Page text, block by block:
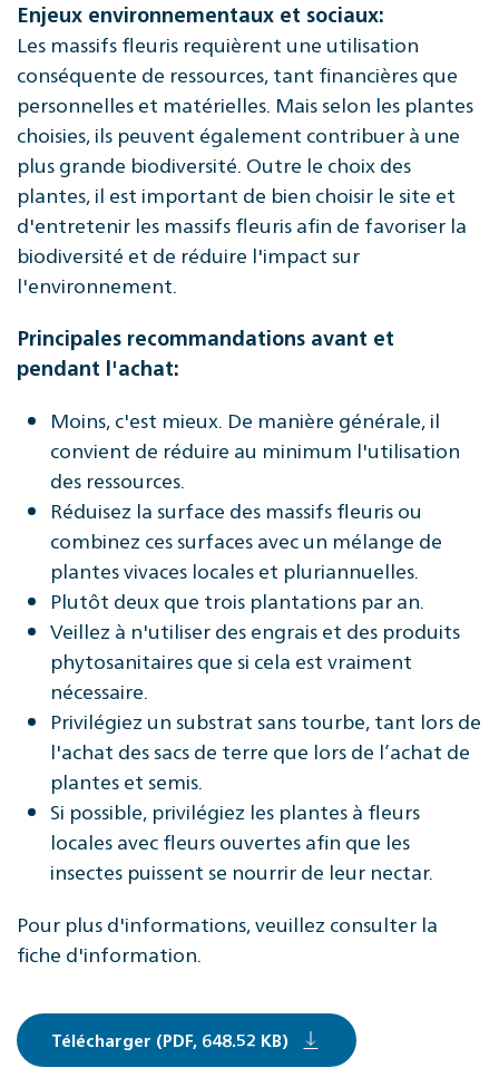
Enjeux environnementaux et sociaux:
Les massifs fleuris requièrent une utilisation
conséquente de ressources, tant financières que
personnelles et matérielles. Mais selon les plantes
choisies, ils peuvent également contribuer à une
plus grande biodiversité. Outre le choix des
plantes, il est important de bien choisir le site et
d'entretenir les massifs fleuris afin de favoriser la
biodiversité et de réduire l'impact sur
l'environnement.
Principales recommandations avant et
pendant l'achat:
Moins, c'est mieux. De manière générale, il
convient de réduire au minimum l'utilisation
des ressources.
Réduisez la surface des massifs fleuris ou
combinez ces surfaces avec un mélange de
plantes vivaces locales et pluriannuelles.
Plutôt deux que trois plantations par an.
Veillez à n'utiliser des engrais et des produits
phytosanitaires que si cela est vraiment
nécessaire.
Privilégiez un substrat sans tourbe, tant lors de
l'achat des sacs de terre que lors de l’achat de
plantes et semis.
Si possible, privilégiez les plantes à fleurs
locales avec fleurs ouvertes afin que les
insectes puissent se nourrir de leur nectar.
Pour plus d'informations, veuillez consulter la
fiche d'information.
Télécharger (PDF, 648.52 KB)